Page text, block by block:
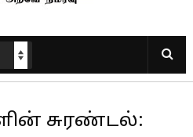
சுரண்டல்: